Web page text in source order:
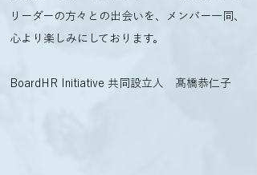
リーダーの方々との出会いを、メンバー一同、
心より楽しみにしております。​​
BoardHR Initiative 共同設立人 髙橋恭仁子